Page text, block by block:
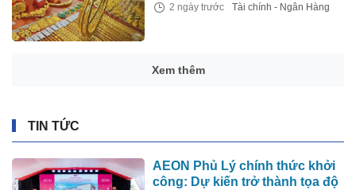
2 ngày trước Tài chính - Ngân Hàng
Xem thêm
TIN TỨC
AEON Phủ Lý chính thức khởi
công: Dự kiến trở thành tọa độ